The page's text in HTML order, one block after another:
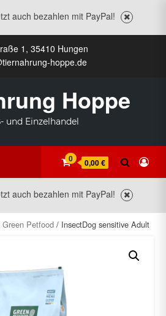
auch bezahlen mit PayPal!
1, 35410 Hungen
hoppe.de
Hoppe
und Einzelhandel
0 0,00 €
auch bezahlen mit PayPal!
Green Petfood / InsectDog sensitive Adult